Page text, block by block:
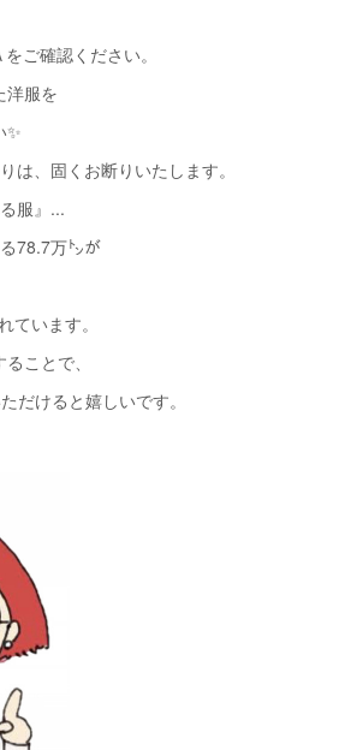
ご確認ください。
洋服を
は、固くお断りいたします。
服』...
78.7万㌧が
ています。
ことで、
だけると嬉しいです。